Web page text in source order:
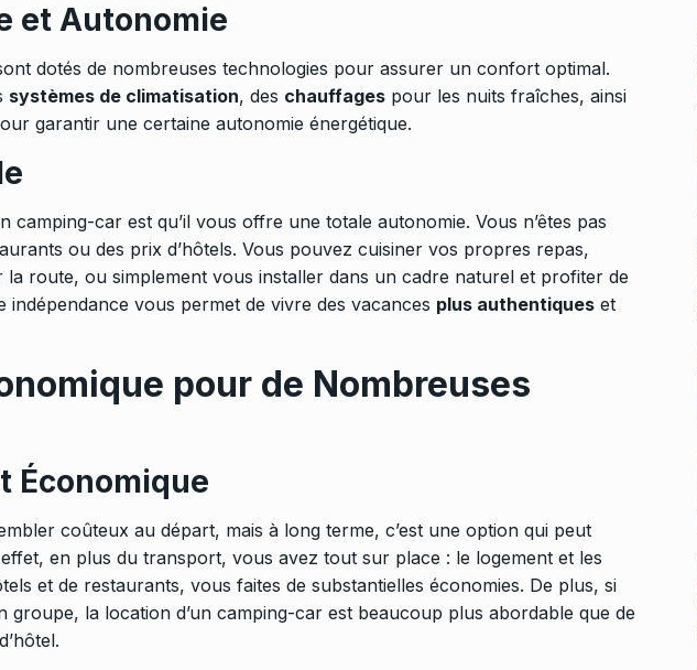
et Autonomie
dotés de nombreuses technologies pour assurer un confort optimal.
systèmes de climatisation, des chauffages pour les nuits fraîches, ainsi
garantir une certaine autonomie énergétique.
camping-car est qu’il vous offre une totale autonomie. Vous n’êtes pas
ou des prix d’hôtels. Vous pouvez cuisiner vos propres repas,
route, ou simplement vous installer dans un cadre naturel et profiter de
indépendance vous permet de vivre des vacances plus authentiques et
pour de Nombreuses
Économique
coûteux au départ, mais à long terme, c’est une option qui peut
en plus du transport, vous avez tout sur place : le logement et les
et de restaurants, vous faites de substantielles économies. De plus, si
groupe, la location d’un camping-car est beaucoup plus abordable que de